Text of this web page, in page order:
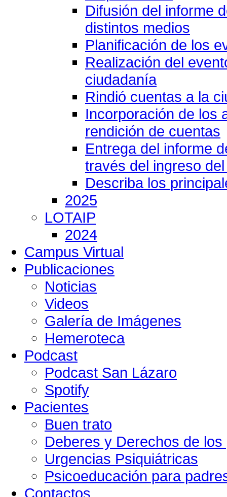
Difusión del informe
distintos medios
Planificación de los
Realización del
ciudadanía
Rindió cuentas a la
Incorporación de los
rendición de cuentas
Entrega del informe
través del ingreso
Describa los
2025
LOTAIP
2024
Campus Virtual
Publicaciones
Noticias
Videos
Galería de Imágenes
Hemeroteca
Podcast
Podcast San Lázaro
Spotify
Pacientes
Buen trato
Deberes y Derechos de los
Urgencias Psiquiátricas
Psicoeducación para
Contactos